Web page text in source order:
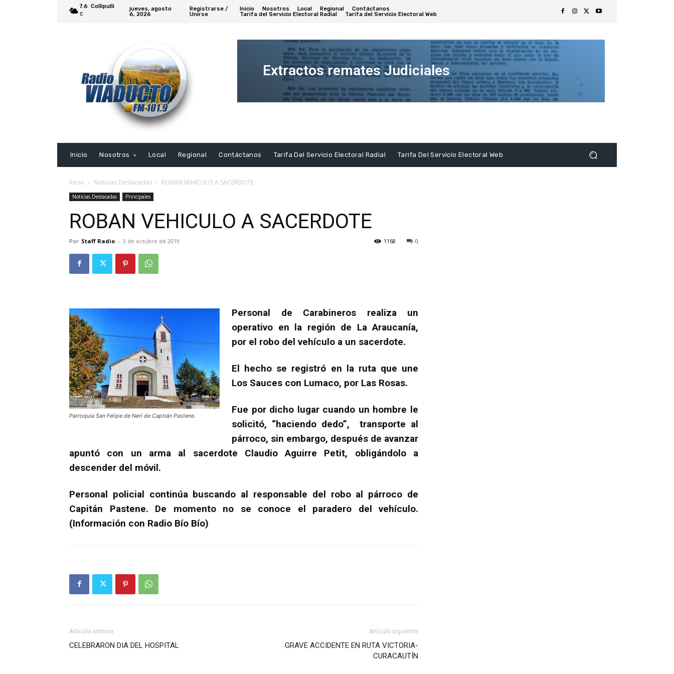
7.6
C
Collipulli
jueves, agosto
6, 2026
Registrarse /
Unirse
Inicio Nosotros Local Regional
Contáctanos
Tarifa del Servicio Electoral Radial
Tarifa del Servicio Electoral Web
Extractos remates Judiciales
Extracto
Inicio
Nosotros Local Regional Contáctanos Tarifa Del Servicio Electoral Radial Tarifa Del Servicio Electoral Web
Inicio Noticias Destacadas ROBAN VEHICULO A SACERDOTE
Noticias Destacadas Principales
ROBAN VEHICULO A SACERDOTE
Por Staff Radio - 3 de octubre de 2019 0
1168
Parroquia San Felipe de Neri de Capitán Pastene.
Personal de Carabineros realiza un
operativo en la región de La Araucanía,
por el robo del vehículo a un sacerdote.
El hecho se registró en la ruta que une
Los Sauces con Lumaco, por Las Rosas.
Fue por dicho lugar cuando un hombre le
solicitó, “haciendo dedo”, transporte al
párroco, sin embargo, después de avanzar
apuntó con un arma al sacerdote Claudio Aguirre Petit, obligándolo a
descender del móvil.
Personal policial continúa buscando al responsable del robo al párroco de
Capitán Pastene. De momento no se conoce el paradero del vehículo.
(Información con Radio Bío Bío)
Artículo anterior
CELEBRARON DIA DEL HOSPITAL
Artículo siguiente
GRAVE ACCIDENTE EN RUTA VICTORIA-
CURACAUTÍN